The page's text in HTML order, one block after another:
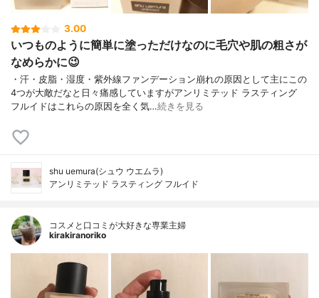
3.00
いつものように簡単に塗っただけなのに毛穴や肌の粗さが
なめらかに😉
・汗・皮脂・湿度・紫外線ファンデーション崩れの原因として主にこの
4つが大敵だなと日々痛感していますがアンリミテッド ラスティング
フルイドはこれらの原因を全く気…続きを見る
shu uemura(シュウ ウエムラ)
アンリミテッド ラスティング フルイド
コスメと口コミが大好きな専業主婦
kirakiranoriko